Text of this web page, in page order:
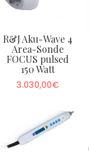
R&J Aku-Wave 4
Area-Sonde
FOCUS pulsed
150 Watt
3.030,00€